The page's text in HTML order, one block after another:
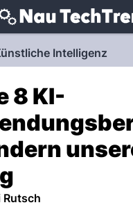
NAU.ch
Intelligenz
8 KI-
Rutsch